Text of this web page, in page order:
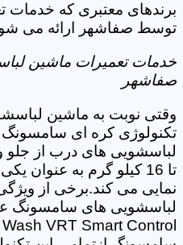
برندهای معتبری که خدمات
توسط صفاشهر ارائه می
خدمات تعمیرات ماشین
صفاشهر
وقتی نوبت به ماشین
تکنولوژی کره ای سامسونگ
تا 16 کیلو گرم به عنوان
نمایی می کند.برخی از